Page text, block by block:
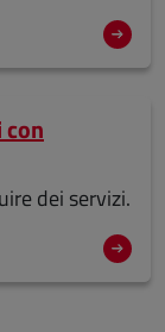
dei servizi.